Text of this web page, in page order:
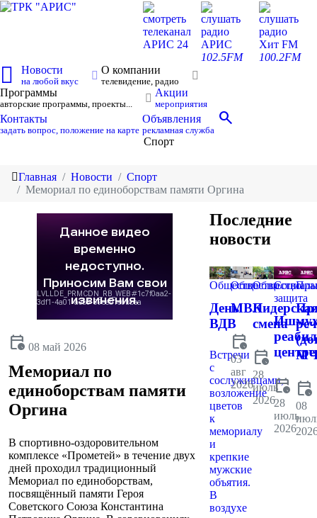
смотреть
телеканал
АРИС 24
слушать
радио
АРИС
102.5FM
слушать
радио
Хит FM
100.2FM
Новости
на любой вкус
О компании
телевидение, радио
Программы
авторские программы, проекты...
Акции
мероприятия
Контакты
задать вопрос, положение на карте
Объявления
рекламная служба
search
Спорт
Главная Новости
Спорт
Мемориал по единоборствам памяти Оргина
calendar_clock 08 май 2026
Мемориал по
единоборствам памяти
Оргина
В спортивно-оздоровительном
комплексе «Прометей» в течение двух
дней проходил традиционный
Мемориал по единоборствам,
посвящённый памяти Героя
Советского Союза Константина
Последние
новости
Общество
День
ВДВ
Встречи
с
сослуживцами,
возложение
цветов
к
мемориалу
и
крепкие
мужские
объятия.
В
воздухе
Общество
МВК
calendar_clock
03
авг
2026
Общество
смена
calendar_clock
28
июль
2026
защита
центре
calendar_clock
28
июль
2026
calendar_clock
08